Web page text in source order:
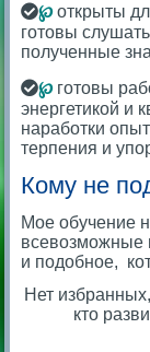
℘открыты
готовы
полученные
℘готовы
энергетикой и
наработки
терпения и
Кому не
Мое обучение
всевозможные
и подобное,
Нет
кто